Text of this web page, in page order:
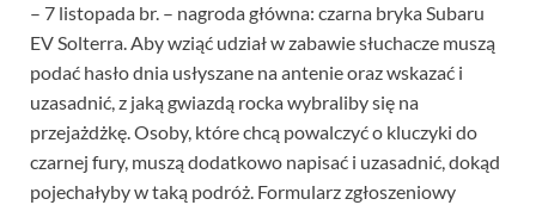
– 7 listopada br. – nagroda główna: czarna bryka Subaru
EV Solterra. Aby wziąć udział w zabawie słuchacze muszą
podać hasło dnia usłyszane na antenie oraz wskazać i
uzasadnić, z jaką gwiazdą rocka wybraliby się na
przejażdżkę. Osoby, które chcą powalczyć o kluczyki do
czarnej fury, muszą dodatkowo napisać i uzasadnić, dokąd
pojechałyby w taką podróż. Formularz zgłoszeniowy